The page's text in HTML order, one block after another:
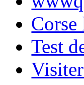
Corse
Test